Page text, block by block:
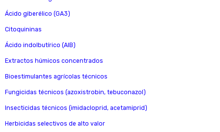
Ácido giberélico (GA3)
Citoquininas
Ácido indolbutírico (AIB)
Extractos húmicos concentrados
Bioestimulantes agrícolas técnicos
Fungicidas técnicos (azoxistrobin, tebuconazol)
Insecticidas técnicos (imidacloprid, acetamiprid)
Herbicidas selectivos de alto valor